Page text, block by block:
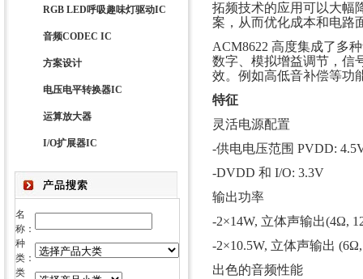
RGB LED呼吸趣味灯驱动IC
音频CODEC IC
方案设计
电压电平转换器IC
运算放大器
I/O扩展器IC
名
称：
种
类：
类
拓频技术的应用可以大幅
案，从而优化成本和电路
ACM8622 高度集成了多
数字、模拟增益调节，信
效。例如高低音补偿等功
特征
灵活电源配置
-供电电压范围 PVDD:
-DVDD 和 I/O: 3.3V
输出功率
-2×14W, 立体声输出(4Ω,
-2×10.5W, 立体声输出
出色的音频性能